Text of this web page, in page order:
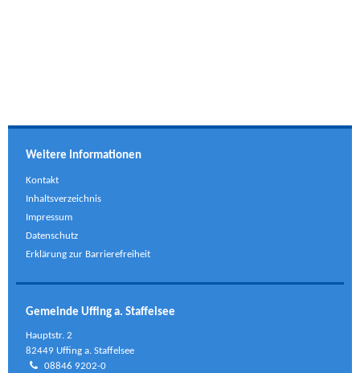
Weitere Informationen
Kontakt
Inhaltsverzeichnis
Impressum
Datenschutz
Erklärung zur Barrierefreiheit
Gemeinde Uffing a. Staffelsee
Hauptstr. 2
82449 Uffing a. Staffelsee
08846 9202-0